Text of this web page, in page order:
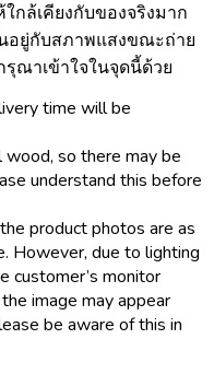
กล้เคียงกับของจริงมาก
อยู่กับสภาพแสงขณะถ่าย
ณาเข้าใจในจุดนี้ด้วย
time will be
so there may be
understand this before
product photos are as
However, due to lighting
customer’s monitor
image may appear
be aware of this in